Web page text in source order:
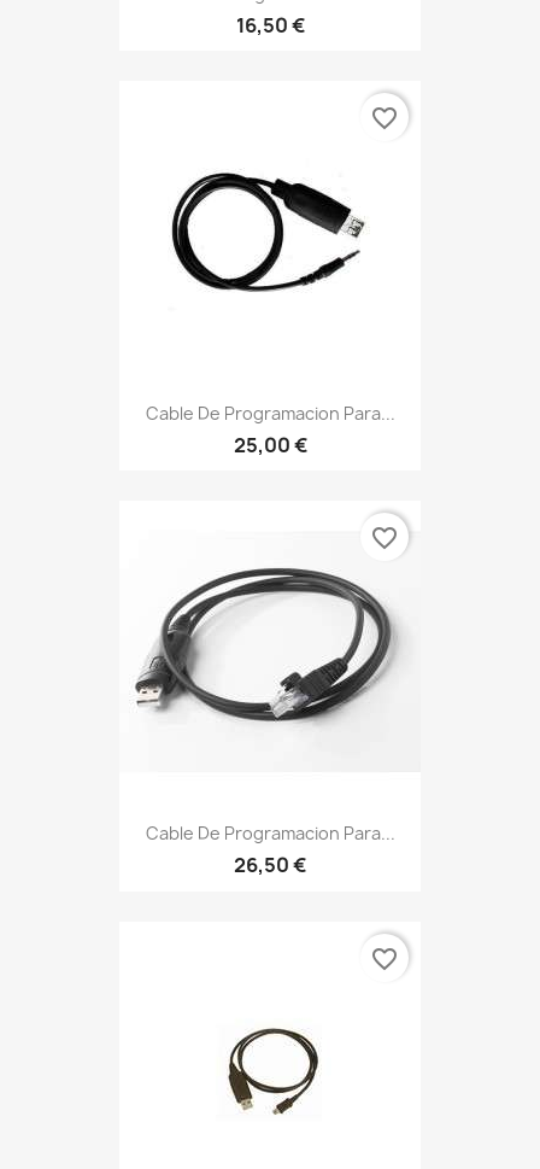
16,50 €
Cable De Programacion Para...
25,00 €
favorite_border
Cable De Programacion Para...
26,50 €
favorite_border
favorite_border